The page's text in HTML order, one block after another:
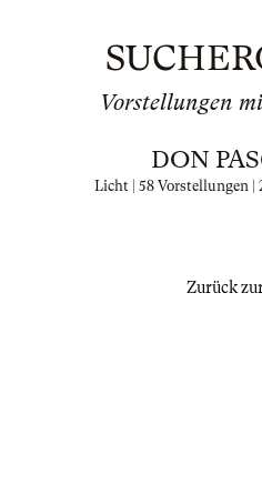
Vorstellungen
DON
Licht | 58 Vorstellungen |
Zurück